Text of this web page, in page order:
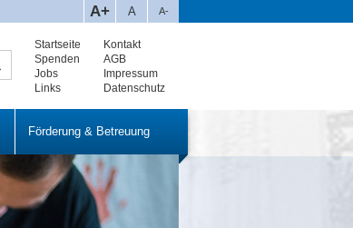
A+ A A-
Startseite
Spenden
Jobs
Links
Kontakt
AGB
Impressum
Datenschutz
Förderung & Betreuung